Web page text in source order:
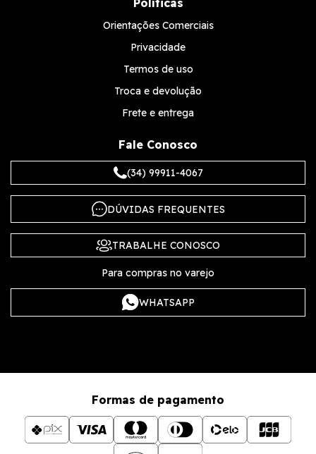
Políticas
Orientações Comerciais
Privacidade
Termos de uso
Troca e devolução
Frete e entrega
Fale Conosco
(34) 99911-4067
DÚVIDAS FREQUENTES
TRABALHE CONOSCO
Para compras no varejo
WHATSAPP
Formas de pagamento